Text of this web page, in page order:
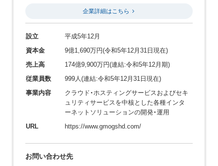
企業詳細はこちら
設立
平成5年12月
資本金
9億1,690万円(令和5年12月31日現在)
売上高
174億9,900万円(連結:令和5年12月期)
従業員数
999人(連結:令和5年12月31日現在)
事業内容
クラウド・ホスティングサービスおよびセキ
ュリティサービスを中核とした各種インタ
ーネットソリューションの開発・運用
URL
https://www.gmogshd.com/
お問い合わせ先